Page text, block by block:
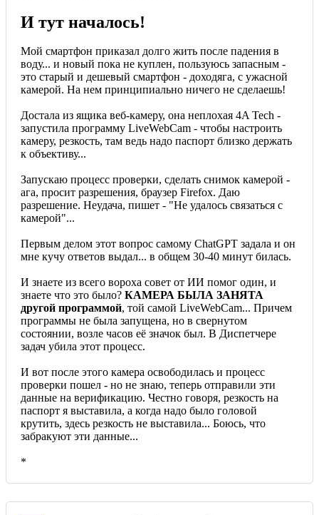
И тут началось!
Мой смартфон приказал долго жить после падения в
воду... и новый пока не куплен, пользуюсь запасным -
это старый и дешевый смартфон - доходяга, с ужасной
камерой. На нем принципиально ничего не сделаешь!
Достала из ящика веб-камеру, она неплохая 4A Tech -
запустила программу LiveWebCam - чтобы настроить
камеру, резкость, там ведь надо паспорт близко держать
к объективу...
Запускаю процесс проверки, сделать снимок камерой -
ага, просит разрешения, браузер Firefox. Даю
разрешение. Неудача, пишет - "Не удалось связаться с
камерой"...
Первым делом этот вопрос самому ChatGPT задала и он
мне кучу ответов выдал... в общем 30-40 минут билась.
И знаете из всего вороха совет от ИИ помог один, и
знаете что это было? КАМЕРА БЫЛА ЗАНЯТА
другой программой, той самой LiveWebCam... Причем
программы не была запущена, но в свернутом
состоянии, возле часов её значок был. В Диспетчере
задач убила этот процесс.
И вот после этого камера освободилась и процесс
проверки пошел - но не знаю, теперь отправили эти
данные на верификацию. Честно говоря, резкость на
паспорт я выставила, а когда надо было головой
крутить, здесь резкость не выставила... Боюсь, что
забракуют эти данные...
*